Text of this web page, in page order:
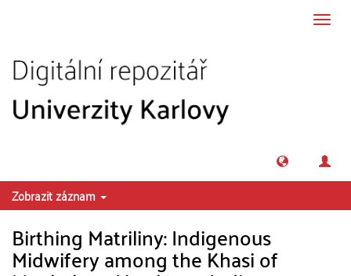
Zobrazit záznam
Birthing Matriliny: Indigenous
Midwifery among the Khasi of